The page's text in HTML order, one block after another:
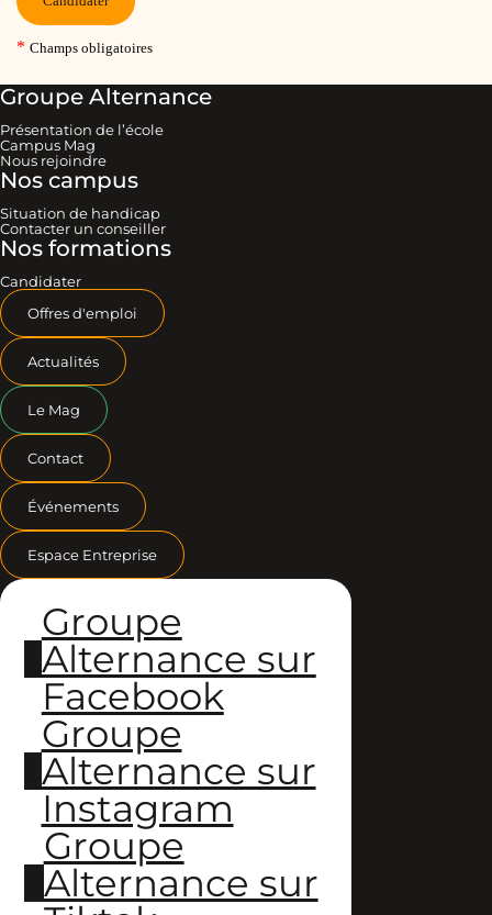
Groupe Alternance
Présentation de l’école
Campus Mag
Nous rejoindre
Nos campus
Situation de handicap
Contacter un conseiller
Nos formations
Candidater
Offres d'emploi
Actualités
Le Mag
Contact
Événements
Espace Entreprise
Groupe
Alternance sur
Facebook
Groupe
Alternance sur
Instagram
Groupe
Alternance sur